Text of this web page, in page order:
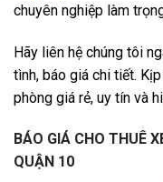
chuyên nghiệp làm
Hãy liên hệ chúng tôi
tình, báo giá chi tiết.
phòng giá rẻ, uy tín và
BÁO GIÁ CHO THUÊ
QUẬN 10